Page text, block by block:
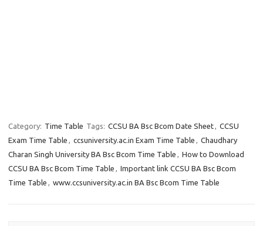
Category: Time Table Tags: CCSU BA Bsc Bcom Date Sheet, CCSU
Exam Time Table , ccsuniversity.ac.in Exam Time Table , Chaudhary
Charan Singh University BA Bsc Bcom Time Table , How to Download
CCSU BA Bsc Bcom Time Table , Important link CCSU BA Bsc Bcom
Time Table , www.ccsuniversity.ac.in BA Bsc Bcom Time Table